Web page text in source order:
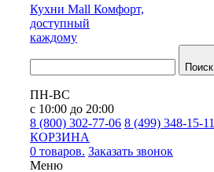
Кухни Mall Комфорт,
доступный
каждому
Поиск
ПН-ВС
с 10:00 до 20:00
8 (800) 302-77-06 8 (499) 348-15-11
КОРЗИНА
0 товаров. Заказать звонок
Меню